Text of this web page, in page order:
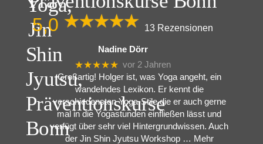
5,0 13 Rezensionen
Nadine Dörr
★★★★★ vor 2 Jahren
Großartig! Holger ist, was Yoga angeht, ein
wandelndes Lexikon. Er kennt die
verschiedensten Yoga-Stile die er auch gerne
mal in die Yogastunden einfließen lässt und
verfügt über sehr viel Hintergrundwissen. Auch
der Jin Shin Jyutsu Workshop … Mehr